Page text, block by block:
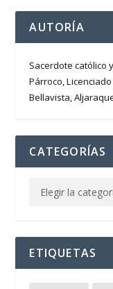
AUTORÍA
Sacerdote católico
Párroco,
Bellavista,
CATEGORÍAS
ETIQUETAS